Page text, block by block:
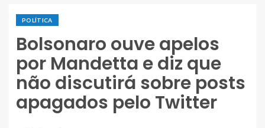
POLÍTICA
Bolsonaro ouve apelos
por Mandetta e diz que
não discutirá sobre posts
apagados pelo Twitter